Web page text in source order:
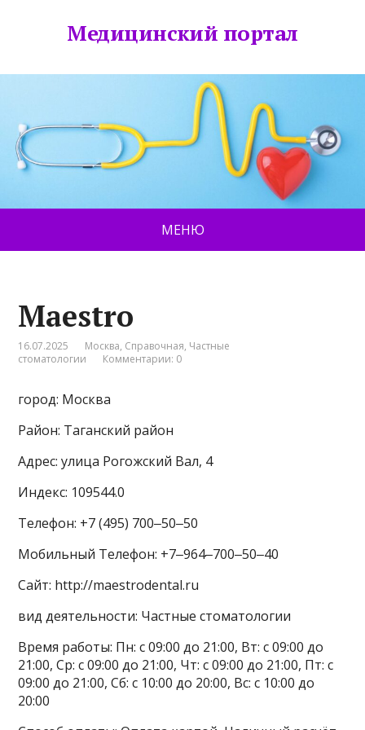
Медицинский портал
МЕНЮ
Maestro
16.07.2025 Москва, Справочная, Частные
стоматологии
Комментарии: 0
город: Москва
Район: Таганский район
Адрес: улица Рогожский Вал, 4
Индекс: 109544.0
Телефон: +7 (495) 700‒50‒50
Мобильный Телефон: +7‒964‒700‒50‒40
Сайт: http://maestrodental.ru
вид деятельности: Частные стоматологии
Время работы: Пн: с 09:00 до 21:00, Вт: с 09:00 до
21:00, Ср: с 09:00 до 21:00, Чт: с 09:00 до 21:00, Пт: с
09:00 до 21:00, Сб: с 10:00 до 20:00, Вс: с 10:00 до
20:00